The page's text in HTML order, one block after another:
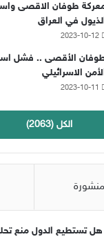
طوفان الاقصى
في العراق
2023-10-12
الأقصى .. فشل
الاسرائيلي
2023-10-11
الكل (2063)
هل تستطيع الدول منع